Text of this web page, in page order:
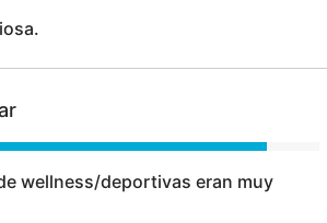
wellness/deportivas eran muy